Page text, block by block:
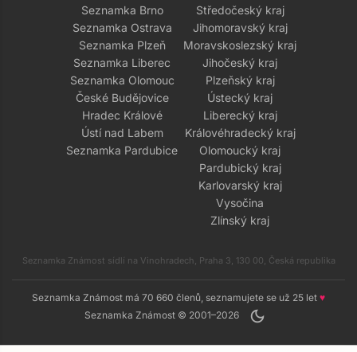
Seznamka Brno
Seznamka Ostrava
Seznamka Plzeň
Seznamka Liberec
Seznamka Olomouc
České Budějovice
Hradec Králové
Ústí nad Labem
Seznamka Pardubice
Středočeský kraj
Jihomoravský kraj
Moravskoslezský kraj
Jihočeský kraj
Plzeňský kraj
Ústecký kraj
Liberecký kraj
Královéhradecký kraj
Olomoucký kraj
Pardubický kraj
Karlovarský kraj
Vysočina
Zlínský kraj
Seznamka Známost sídlí na Vinohradech, Praha 3, 130 00, Česká republika
Seznamka Známost má 70 660 členů, seznamujete se už 25 let ♥
Seznamka Známost © 2001–2026
dark_mode